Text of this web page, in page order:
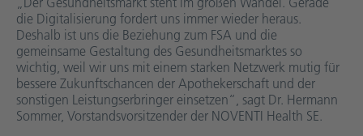
die Digitalisierung fordert uns immer wieder heraus.
Deshalb ist uns die Beziehung zum FSA und die
gemeinsame Gestaltung des Gesundheitsmarktes so
wichtig, weil wir uns mit einem starken Netzwerk mutig für
bessere Zukunftschancen der Apothekerschaft und der
sonstigen Leistungserbringer einsetzen“, sagt Dr. Hermann
Sommer, Vorstandsvorsitzender der NOVENTI Health SE.